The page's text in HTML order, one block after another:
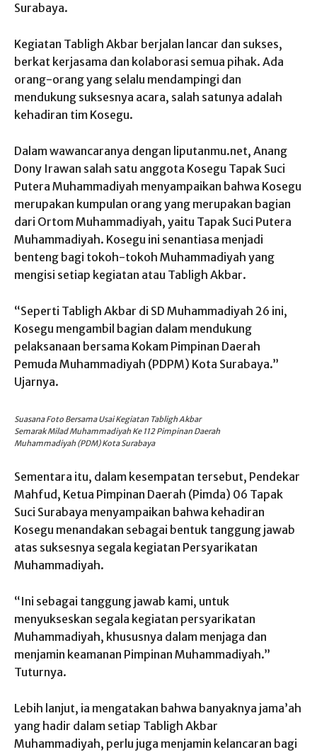
Surabaya.
Kegiatan Tabligh Akbar berjalan lancar dan sukses,
berkat kerjasama dan kolaborasi semua pihak. Ada
orang-orang yang selalu mendampingi dan
mendukung suksesnya acara, salah satunya adalah
kehadiran tim Kosegu.
Dalam wawancaranya dengan liputanmu.net, Anang
Dony Irawan salah satu anggota Kosegu Tapak Suci
Putera Muhammadiyah menyampaikan bahwa Kosegu
merupakan kumpulan orang yang merupakan bagian
dari Ortom Muhammadiyah, yaitu Tapak Suci Putera
Muhammadiyah. Kosegu ini senantiasa menjadi
benteng bagi tokoh-tokoh Muhammadiyah yang
mengisi setiap kegiatan atau Tabligh Akbar.
“Seperti Tabligh Akbar di SD Muhammadiyah 26 ini,
Kosegu mengambil bagian dalam mendukung
pelaksanaan bersama Kokam Pimpinan Daerah
Pemuda Muhammadiyah (PDPM) Kota Surabaya.”
Ujarnya.
Suasana Foto Bersama Usai Kegiatan Tabligh Akbar
Semarak Milad Muhammadiyah Ke 112 Pimpinan Daerah
Muhammadiyah (PDM) Kota Surabaya
Sementara itu, dalam kesempatan tersebut, Pendekar
Mahfud, Ketua Pimpinan Daerah (Pimda) 06 Tapak
Suci Surabaya menyampaikan bahwa kehadiran
Kosegu menandakan sebagai bentuk tanggung jawab
atas suksesnya segala kegiatan Persyarikatan
Muhammadiyah.
“Ini sebagai tanggung jawab kami, untuk
menyukseskan segala kegiatan persyarikatan
Muhammadiyah, khususnya dalam menjaga dan
menjamin keamanan Pimpinan Muhammadiyah.”
Tuturnya.
Lebih lanjut, ia mengatakan bahwa banyaknya jama’ah
yang hadir dalam setiap Tabligh Akbar
Muhammadiyah, perlu juga menjamin kelancaran bagi